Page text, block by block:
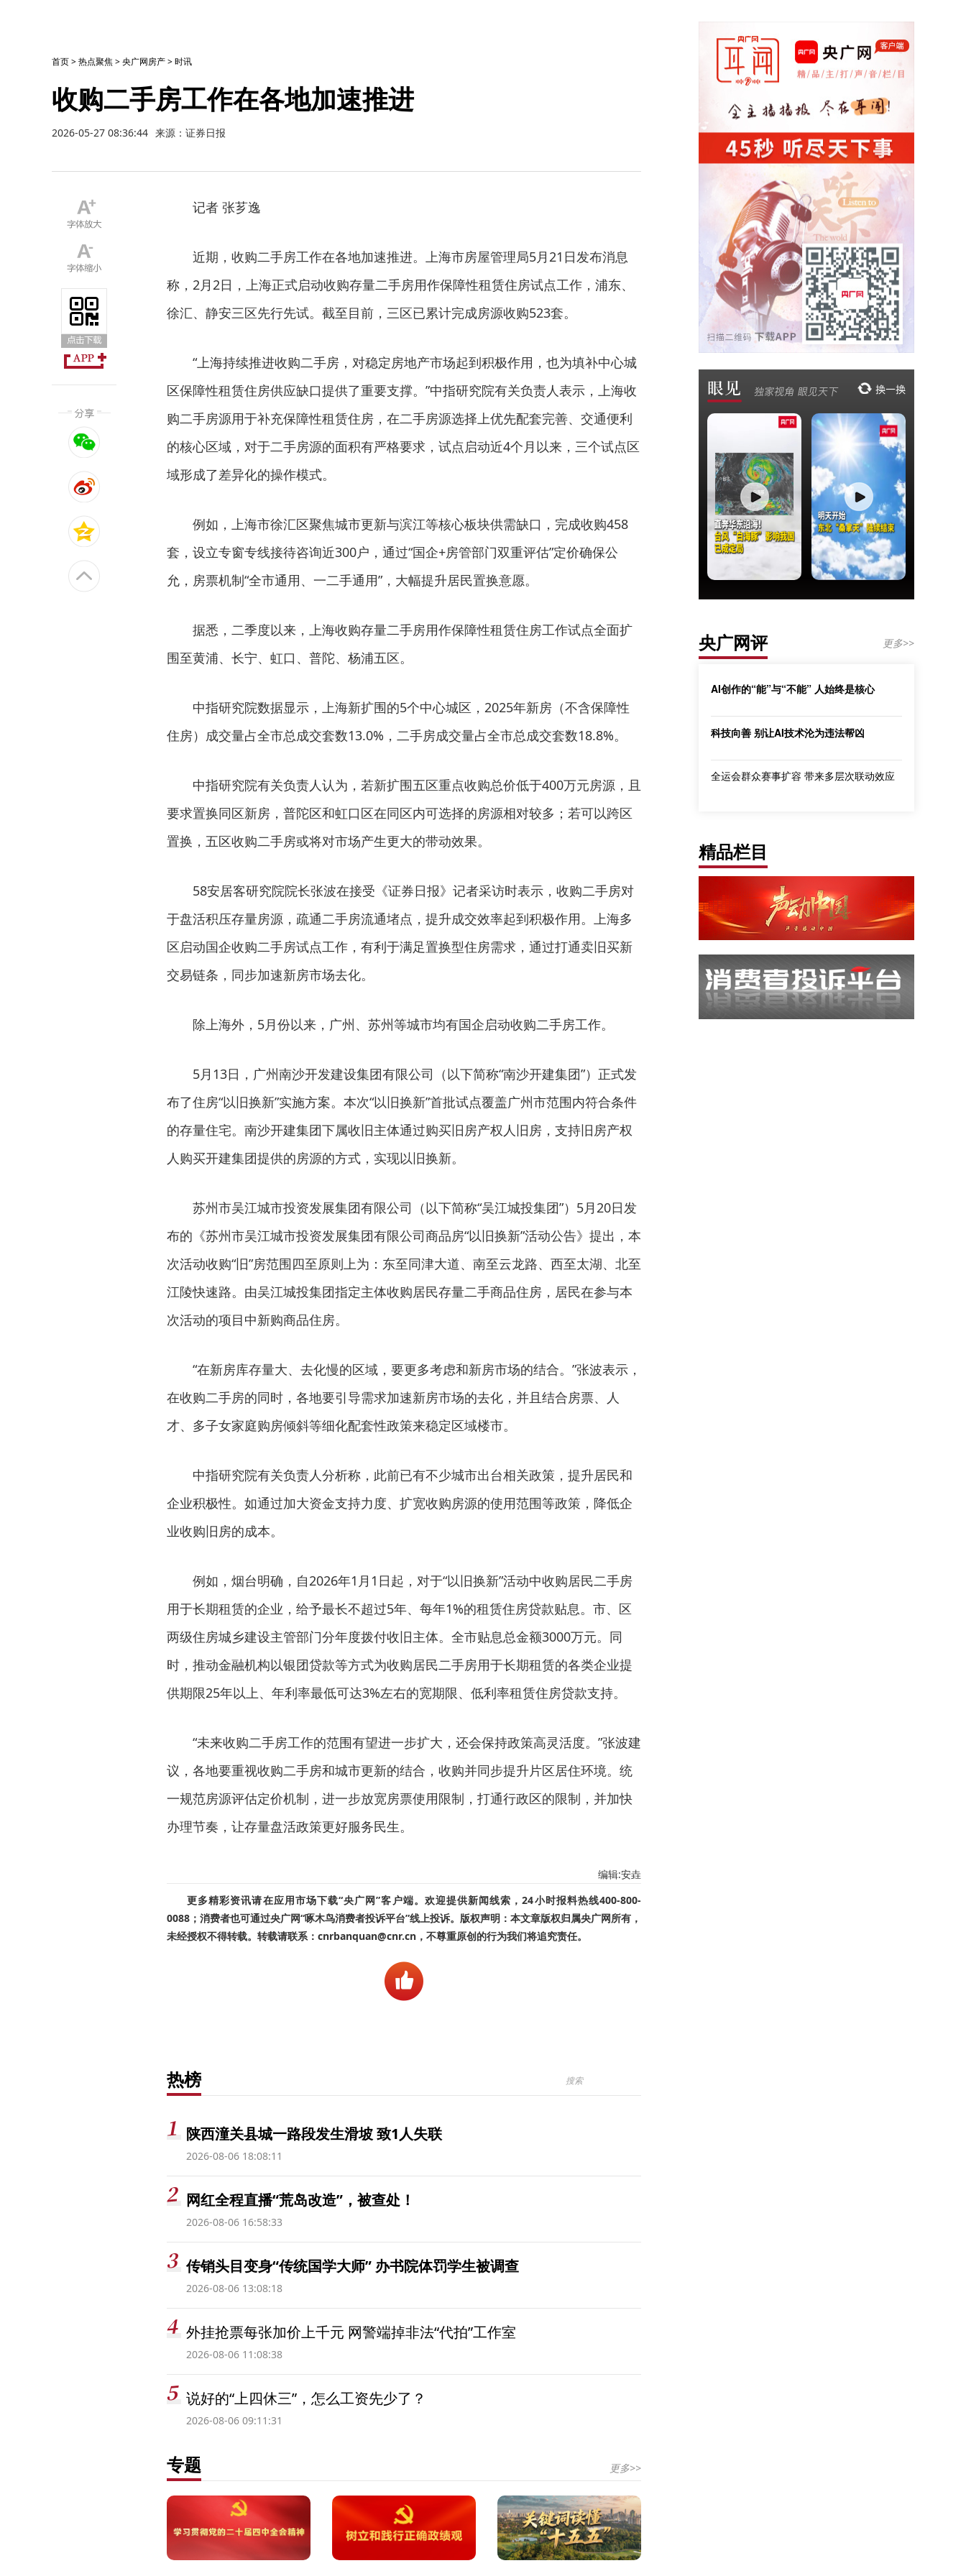
首页>热点聚焦>央广网房产>时讯
收购二手房工作在各地加速推进
2026-05-27 08:36:44 来源：证券日报
记者 张芗逸
近期，收购二手房工作在各地加速推进。上海市房屋管理局5月21日发布消息
称，2月2日，上海正式启动收购存量二手房用作保障性租赁住房试点工作，浦东、
徐汇、静安三区先行先试。截至目前，三区已累计完成房源收购523套。
“上海持续推进收购二手房，对稳定房地产市场起到积极作用，也为填补中心城
区保障性租赁住房供应缺口提供了重要支撑。”中指研究院有关负责人表示，上海收
购二手房源用于补充保障性租赁住房，在二手房源选择上优先配套完善、交通便利
的核心区域，对于二手房源的面积有严格要求，试点启动近4个月以来，三个试点区
域形成了差异化的操作模式。
例如，上海市徐汇区聚焦城市更新与滨江等核心板块供需缺口，完成收购458
套，设立专窗专线接待咨询近300户，通过“国企+房管部门双重评估”定价确保公
允，房票机制“全市通用、一二手通用”，大幅提升居民置换意愿。
据悉，二季度以来，上海收购存量二手房用作保障性租赁住房工作试点全面扩
围至黄浦、长宁、虹口、普陀、杨浦五区。
中指研究院数据显示，上海新扩围的5个中心城区，2025年新房（不含保障性
住房）成交量占全市总成交套数13.0%，二手房成交量占全市总成交套数18.8%。
中指研究院有关负责人认为，若新扩围五区重点收购总价低于400万元房源，且
要求置换同区新房，普陀区和虹口区在同区内可选择的房源相对较多；若可以跨区
置换，五区收购二手房或将对市场产生更大的带动效果。
58安居客研究院院长张波在接受《证券日报》记者采访时表示，收购二手房对
于盘活积压存量房源，疏通二手房流通堵点，提升成交效率起到积极作用。上海多
区启动国企收购二手房试点工作，有利于满足置换型住房需求，通过打通卖旧买新
交易链条，同步加速新房市场去化。
除上海外，5月份以来，广州、苏州等城市均有国企启动收购二手房工作。
5月13日，广州南沙开发建设集团有限公司（以下简称“南沙开建集团”）正式发
布了住房“以旧换新”实施方案。本次“以旧换新”首批试点覆盖广州市范围内符合条件
的存量住宅。南沙开建集团下属收旧主体通过购买旧房产权人旧房，支持旧房产权
人购买开建集团提供的房源的方式，实现以旧换新。
苏州市吴江城市投资发展集团有限公司（以下简称“吴江城投集团”）5月20日发
布的《苏州市吴江城市投资发展集团有限公司商品房“以旧换新”活动公告》提出，本
次活动收购“旧”房范围四至原则上为：东至同津大道、南至云龙路、西至太湖、北至
江陵快速路。由吴江城投集团指定主体收购居民存量二手商品住房，居民在参与本
次活动的项目中新购商品住房。
“在新房库存量大、去化慢的区域，要更多考虑和新房市场的结合。”张波表示，
在收购二手房的同时，各地要引导需求加速新房市场的去化，并且结合房票、人
才、多子女家庭购房倾斜等细化配套性政策来稳定区域楼市。
中指研究院有关负责人分析称，此前已有不少城市出台相关政策，提升居民和
企业积极性。如通过加大资金支持力度、扩宽收购房源的使用范围等政策，降低企
业收购旧房的成本。
例如，烟台明确，自2026年1月1日起，对于“以旧换新”活动中收购居民二手房
用于长期租赁的企业，给予最长不超过5年、每年1%的租赁住房贷款贴息。市、区
两级住房城乡建设主管部门分年度拨付收旧主体。全市贴息总金额3000万元。同
时，推动金融机构以银团贷款等方式为收购居民二手房用于长期租赁的各类企业提
供期限25年以上、年利率最低可达3%左右的宽期限、低利率租赁住房贷款支持。
“未来收购二手房工作的范围有望进一步扩大，还会保持政策高灵活度。”张波建
议，各地要重视收购二手房和城市更新的结合，收购并同步提升片区居住环境。统
一规范房源评估定价机制，进一步放宽房票使用限制，打通行政区的限制，并加快
办理节奏，让存量盘活政策更好服务民生。
编辑:安垚
更多精彩资讯请在应用市场下载“央广网”客户端。欢迎提供新闻线索，24小时报料热线400-800-
0088；消费者也可通过央广网“啄木鸟消费者投诉平台”线上投诉。版权声明：本文章版权归属央广网所有，
未经授权不得转载。转载请联系：cnrbanquan@cnr.cn，不尊重原创的行为我们将追究责任。
热榜
陕西潼关县城一路段发生滑坡 致1人失联
2026-08-06 18:08:11
网红全程直播“荒岛改造”，被查处！
2026-08-06 16:58:33
传销头目变身“传统国学大师” 办书院体罚学生被调查
2026-08-06 13:08:18
外挂抢票每张加价上千元 网警端掉非法“代拍”工作室
2026-08-06 11:08:38
说好的“上四休三”，怎么工资先少了？
2026-08-06 09:11:31
专题 更多>>
央广网评 更多>>
AI创作的“能”与“不能” 人始终是核心
科技向善 别让AI技术沦为违法帮凶
全运会群众赛事扩容 带来多层次联动效应
精品栏目